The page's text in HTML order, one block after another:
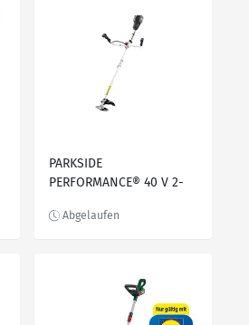
PARKSIDE
PERFORMANCE® 40 V 2-
»PPFSA 40-Li D3«, ohne